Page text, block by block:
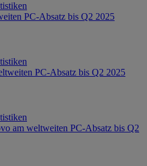
PC-Absatz bis Q2 2025
PC-Absatz bis Q2 2025
am weltweiten PC-Absatz bis Q2